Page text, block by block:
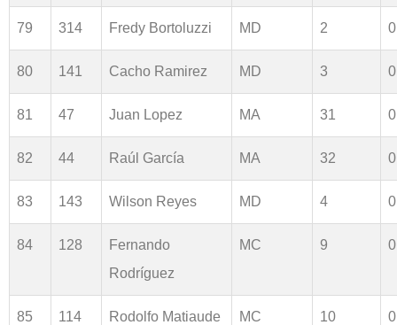
79 314 Fredy Bortoluzzi MD 2
80 141 Cacho Ramirez MD 3
81 47 Juan Lopez MA 31
82 44 Raúl García MA 32
83 143 Wilson Reyes MD 4
84 128
Fernando
Rodríguez
MC 9
85 114 Rodolfo Matiaude MC 10